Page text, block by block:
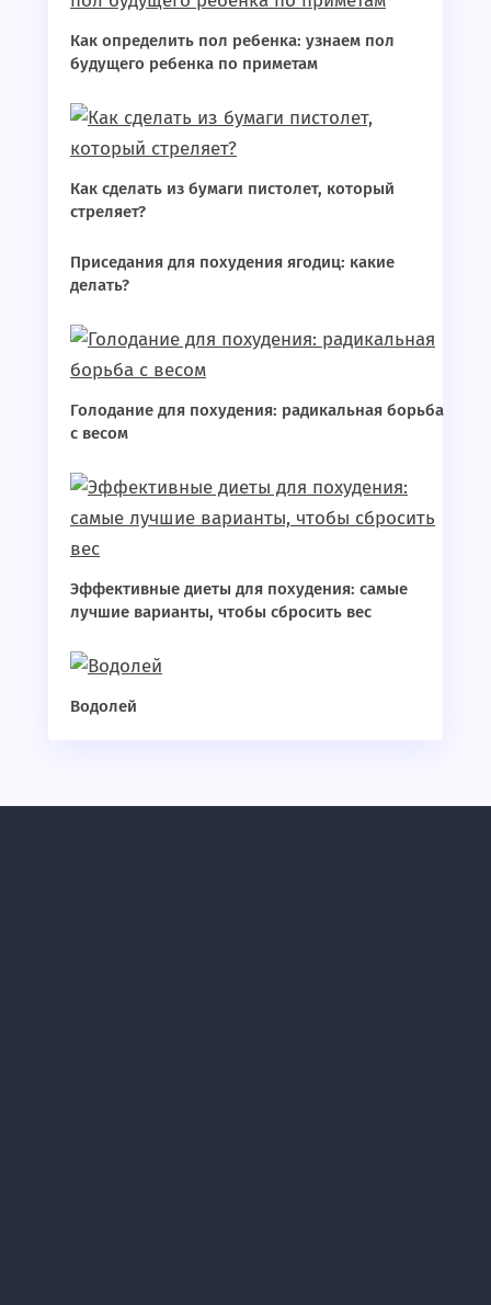
Как определить пол ребенка: узнаем пол
будущего ребенка по приметам
Как сделать из бумаги пистолет, который
стреляет?
Приседания для похудения ягодиц: какие
делать?
Голодание для похудения: радикальная борьба
с весом
Эффективные диеты для похудения: самые
лучшие варианты, чтобы сбросить вес
Водолей